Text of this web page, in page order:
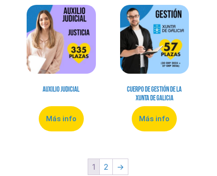
Auxilio Judicial
Más info
Cuerpo de Gestión de la
Xunta de Galicia
Más info
1 2 →